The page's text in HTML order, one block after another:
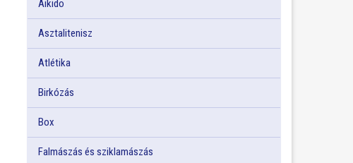
Aikido
Asztalitenisz
Atlétika
Birkózás
Box
Falmászás és sziklamászás